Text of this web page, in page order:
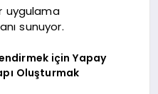
uygulama
sunuyor.
için Yapay
Oluşturmak